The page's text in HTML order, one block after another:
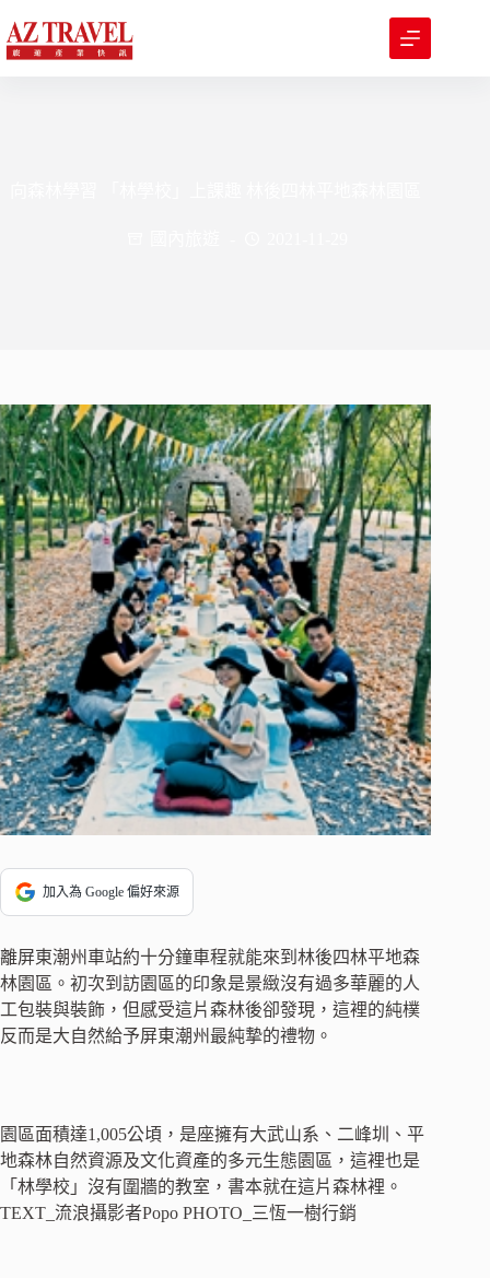
至
主
加入為 Google 偏好來源
離屏東潮州車站約十分鐘車程就能來到林後四林平地森
林園區。初次到訪園區的印象是景緻沒有過多華麗的人
工包裝與裝飾，但感受這片森林後卻發現，這裡的純樸
反而是大自然給予屏東潮州最純摯的禮物。
園區面積達1,005公頃，是座擁有大武山系、二峰圳、平
地森林自然資源及文化資產的多元生態園區，這裡也是
「林學校」沒有圍牆的教室，書本就在這片森林裡。
TEXT_流浪攝影者Popo PHOTO_三恆一樹行銷